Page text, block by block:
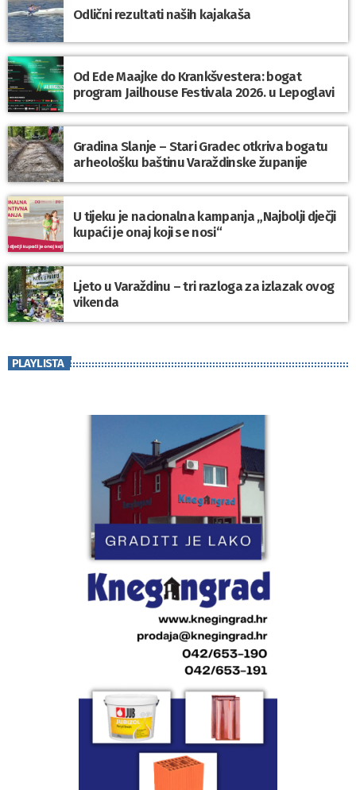
Odlični rezultati naših kajakaša
Od Ede Maajke do Krankšvestera: bogat
program Jailhouse Festivala 2026. u Lepoglavi
Gradina Slanje – Stari Gradec otkriva bogatu
arheološku baštinu Varaždinske županije
U tijeku je nacionalna kampanja „Najbolji dječji
kupaći je onaj koji se nosi“
Ljeto u Varaždinu – tri razloga za izlazak ovog
vikenda
PLAYLISTA